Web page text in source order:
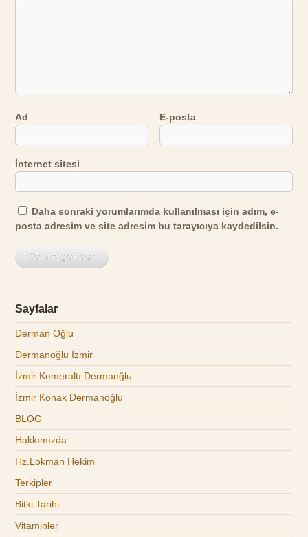
Ad E-posta
İnternet sitesi
Daha sonraki yorumlarımda kullanılması için adım, e-
posta adresim ve site adresim bu tarayıcıya kaydedilsin.
Sayfalar
Derman Oğlu
Dermanoğlu İzmir
İzmir Kemeraltı Dermanğlu
İzmir Konak Dermanoğlu
BLOG
Hakkımızda
Hz.Lokman Hekim
Terkipler
Bitki Tarihi
Vitaminler